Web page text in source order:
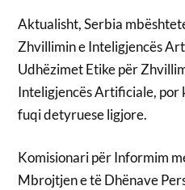
Aktualisht, Serbia
Zhvillimin e Inteligjencës
Udhëzimet Etike për
Inteligjencës Artificiale, por
fuqi detyruese ligjore.
Komisionari për Informim
Mbrojtjen e të Dhënave